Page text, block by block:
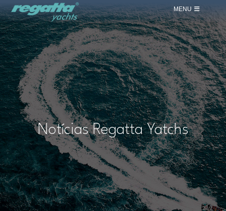
MENU
Notícias Regatta Yatchs